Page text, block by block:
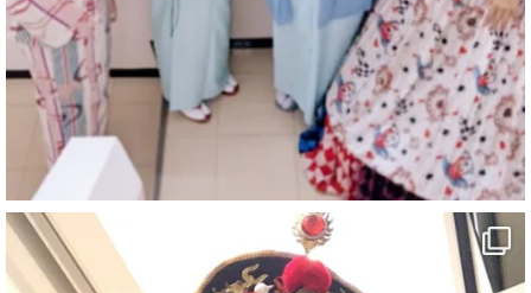
ブログ更新しました
「マジシャン和歌山旅 白浜町・文殊堂」
#企業公式がお疲れ様を言い合う
#旅行好きな人と繋がりたい
#一人旅
#女性マジシャン
#出張マジック
#マジシャン派遣
#イリュージョン